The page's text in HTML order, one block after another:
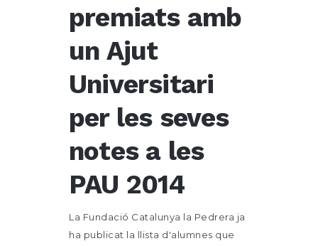
premiats amb
un Ajut
Universitari
per les seves
notes a les
PAU 2014
La Fundació Catalunya la Pedrera ja
ha publicat la llista d'alumnes que